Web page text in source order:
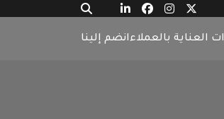
العناية بالعملاءانضم إلينا